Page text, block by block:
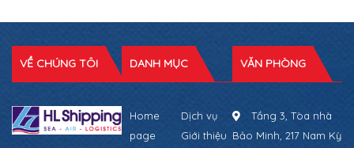
VỀ CHÚNG TÔI DANH MỤC
Home
page
Dịch vụ
Giới thiệu
VĂN PHÒNG
Tầng 3, Tòa nhà
Bảo Minh, 217 Nam Kỳ